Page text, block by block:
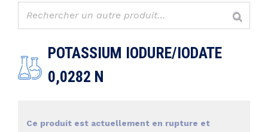
POTASSIUM IODURE/IODATE
0,0282 N
Ce produit est actuellement en rupture et